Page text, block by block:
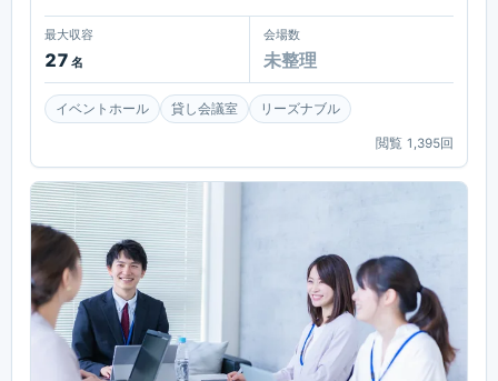
最大収容
27 名
会場数
未整理
イベントホール 貸し会議室 リーズナブル
閲覧 1,395回